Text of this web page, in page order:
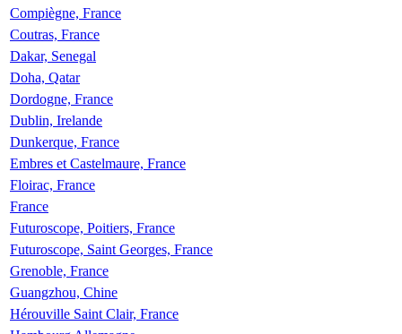
Compiègne, France
Coutras, France
Dakar, Senegal
Doha, Qatar
Dordogne, France
Dublin, Irelande
Dunkerque, France
Embres et Castelmaure, France
Floirac, France
France
Futuroscope, Poitiers, France
Futuroscope, Saint Georges, France
Grenoble, France
Guangzhou, Chine
Hérouville Saint Clair, France